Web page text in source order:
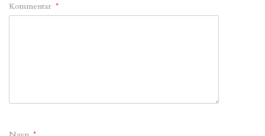
Kommentar *